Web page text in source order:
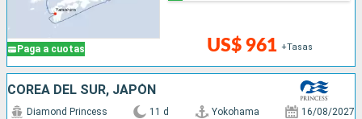
Paga a cuotas US$ 961 +Tasas
COREA DEL SUR, JAPÓN
Diamond Princess 11 d Yokohama 16/08/2027